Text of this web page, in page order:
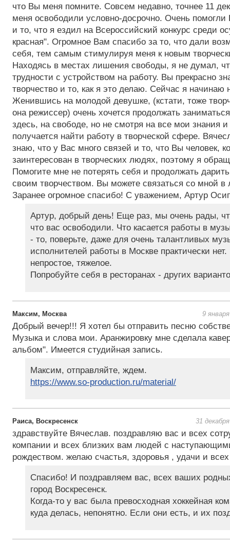
что Вы меня помните. Совсем недавно, точнее 11
меня освободили условно-досрочно. Очень
и то, что я ездил на Всероссийский конкурс среди
красная". Огромное Вам спасибо за то, что дали
себя, тем самым стимулируя меня к новым
Находясь в местах лишения свободы, я не думал,
трудности с устройством на работу. Вы прекрасно
творчество и то, как я это делаю. Сейчас я начинаю
Женившись на молодой девушке, (кстати, тоже
она режиссер) очень хочется продолжать
здесь, на свободе, но не смотря на все мои знания
получается найти работу в творческой сфере.
знаю, что у Вас много связей и то, что Вы человек,
заинтересован в творческих людях, поэтому я
Помогите мне не потерять себя и продолжать
своим творчеством. Вы можете связаться со мной
Заранее огромное спасибо! С уважением, Артур
Артур, добрый день! Еще раз, мы очень рады,
что вас освободили. Что касается работы в
- то, поверьте, даже для очень талантливых
исполнителей работы в Москве практически
непростое, тяжелое.
Попробуйте себя в ресторанах - других
Максим, Москва 9
Добрый вечер!!! Я хотел бы отправить песню
Музыка и слова мои. Аранжировку мне сделала
альбом". Имеется студийная запись.
Максим, отправляйте, ждем.
https://www.so-production.ru/material/
Раиса, Воскресенск 31
здравствуйте Вячеслав. поздравляю вас и всех
компании и всех близких вам людей с
рождеством. желаю счастья, здоровья , удачи и всех
Спасибо! И поздравляем вас, всех ваших
город Воскресенск.
Когда-то у вас была превосходная хоккейная
куда делась, непонятно. Если они есть, и их